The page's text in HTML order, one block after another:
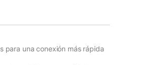
para una conexión más rápida